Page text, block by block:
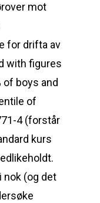
mot
for drifta av
with figures
boys and
of
4 (forstår
kurs
nok (og det